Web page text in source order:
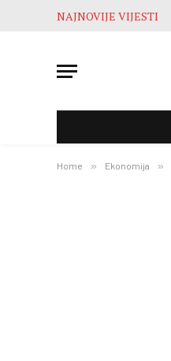
NAJNOVIJE VIJESTI
Home » Ekonomija »